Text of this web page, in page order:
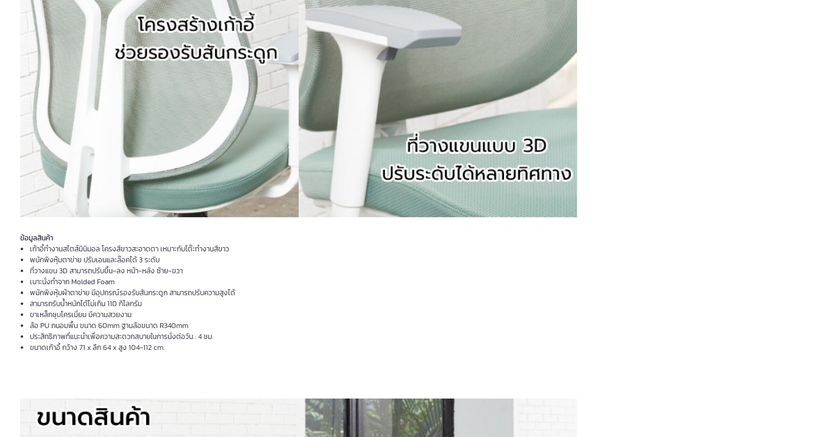
ข้อมูลสินค้า
เก้าอี้ทำงานสไตส์มินิมอล โครงสีขาวสะอาดตา เหมาะกับโต๊ะทำงานสีขาว
พนักพิงหุ้มตาข่าย ปรับเอนและล๊อคได้ 3 ระดับ
ที่วางแขน 3D สามารถปรับขึ้น-ลง หน้า-หลัง ซ้าย-ขวา
เบาะนั่งทำจาก Molded Foam
พนักพิงหุ้มผ้าตาข่าย มีอุปกรณ์รองรับสันกระดูก สามารถปรับความสูงได้
สามารถรับน้ำหนักได้ไม่เกิน 110 กิโลกรัม
ขาเหล็กชุบโครเมี่ยม มีความสวยงาม
ล้อ PU ถนอมพื้น ขนาด 60mm ฐานล้อขนาด R340mm
ประสิทธิภาพที่แนะนำเพื่อความสะดวกสบายในการนั่งต่อวัน : 4 ชม.
ขนาดเก้าอี้ กว้าง 71 x ลึก 64 x สูง 104-112 cm.